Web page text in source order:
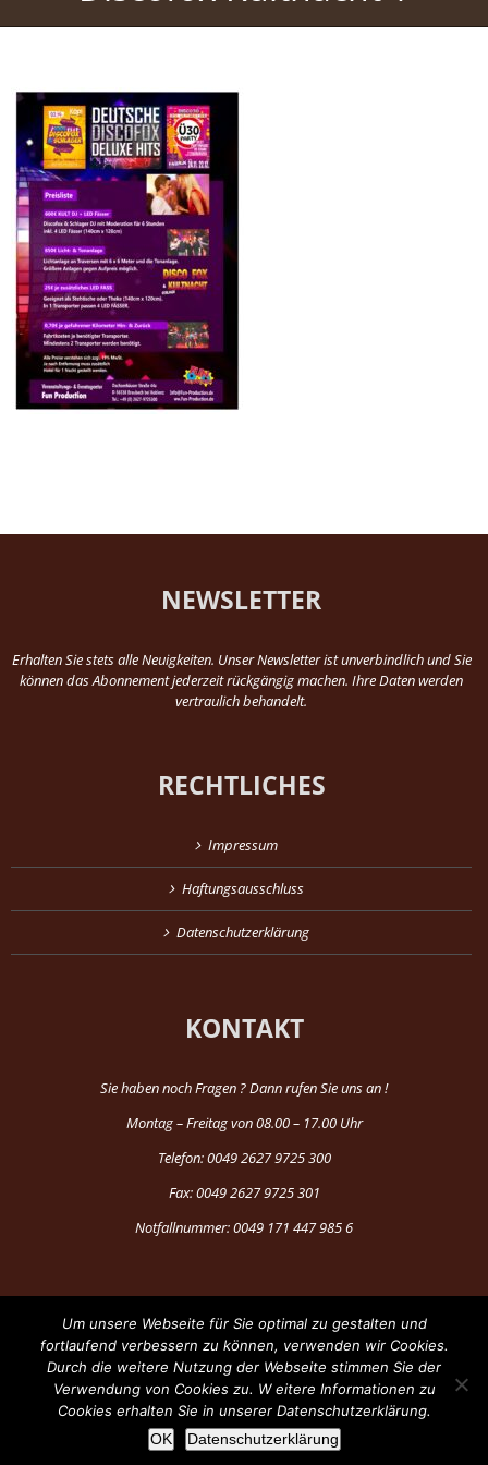
NEWSLETTER
Erhalten Sie stets alle Neuigkeiten. Unser Newsletter ist unverbindlich und Sie
können das Abonnement jederzeit rückgängig machen. Ihre Daten werden
vertraulich behandelt.
RECHTLICHES
Impressum
Haftungsausschluss
Datenschutzerklärung
KONTAKT
Sie haben noch Fragen ? Dann rufen Sie uns an !
Montag – Freitag von 08.00 – 17.00 Uhr
Telefon: 0049 2627 9725 300
Fax: 0049 2627 9725 301
Notfallnummer: 0049 171 447 985 6
®Copyright 1997-2024 by Fun Production
FacebookYouTube
Um unsere Webseite für Sie optimal zu gestalten und
fortlaufend verbessern zu können, verwenden wir Cookies.
Durch die weitere Nutzung der Webseite stimmen Sie der
Verwendung von Cookies zu. W eitere Informationen zu
Cookies erhalten Sie in unserer Datenschutzerklärung.
OK
Datenschutzerklärung